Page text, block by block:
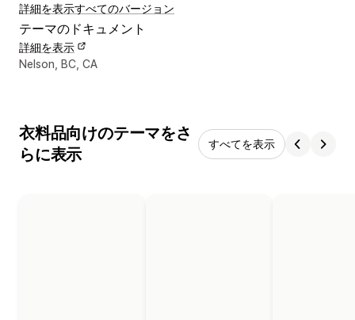
詳細を表示すべてのバージョン
テーマのドキュメント
詳細を表示
デザイナーの連絡先情報
Nelson, BC, CA
衣料品向けのテーマをさ
らに表示
すべてを表示